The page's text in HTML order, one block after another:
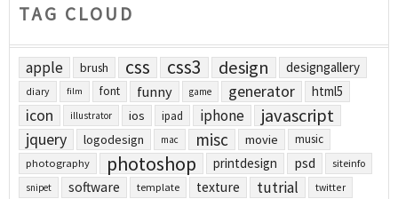
TAG CLOUD
apple brush css css3 design designgallery
diary film font funny game generator html5
icon illustrator ios ipad iphone javascript
jquery logodesign mac misc movie music
photography photoshop printdesign psd siteinfo
snipet software template texture tutrial twitter